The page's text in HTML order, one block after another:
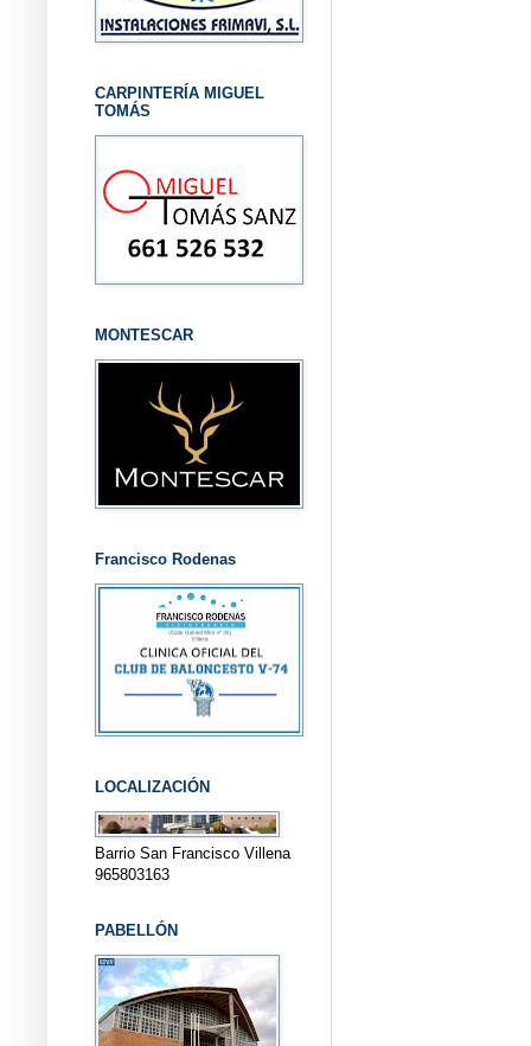
CARPINTERÍA MIGUEL
TOMÁS
MONTESCAR
Francisco Rodenas
LOCALIZACIÓN
Barrio San Francisco Villena
965803163
PABELLÓN